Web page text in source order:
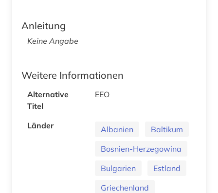
Anleitung
Keine Angabe
Weitere Informationen
Alternative
Titel
EEO
Länder Albanien
Baltikum
Bosnien-Herzegowina
Bulgarien
Estland
Griechenland